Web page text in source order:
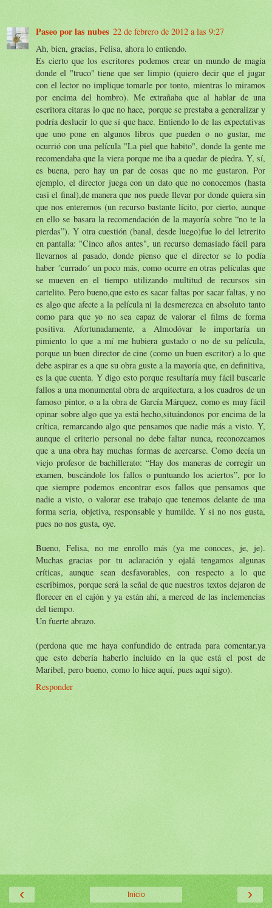
Paseo por las nubes 22 de febrero de 2012 a las 9:27
Ah, bien, gracias, Felisa, ahora lo entiendo.
Es cierto que los escritores podemos crear un mundo de magia
donde el "truco" tiene que ser limpio (quiero decir que el jugar
con el lector no implique tomarle por tonto, mientras lo miramos
por encima del hombro). Me extrañaba que al hablar de una
escritora citaras lo que no hace, porque se prestaba a generalizar y
podría deslucir lo que sí que hace. Entiendo lo de las expectativas
que uno pone en algunos libros que pueden o no gustar, me
ocurrió con una película "La piel que habito", donde la gente me
recomendaba que la viera porque me iba a quedar de piedra. Y, sí,
es buena, pero hay un par de cosas que no me gustaron. Por
ejemplo, el director juega con un dato que no conocemos (hasta
casi el final),de manera que nos puede llevar por donde quiera sin
que nos enteremos (un recurso bastante lícito, por cierto, aunque
en ello se basara la recomendación de la mayoría sobre “no te la
pierdas”). Y otra cuestión (banal, desde luego)fue lo del letrerito
en pantalla: "Cinco años antes", un recurso demasiado fácil para
llevarnos al pasado, donde pienso que el director se lo podía
haber ´currado´ un poco más, como ocurre en otras películas que
se mueven en el tiempo utilizando multitud de recursos sin
cartelito. Pero bueno,que esto es sacar faltas por sacar faltas, y no
es algo que afecte a la película ni la desmerezca en absoluto tanto
como para que yo no sea capaz de valorar el films de forma
positiva. Afortunadamente, a Almodóvar le importaría un
pimiento lo que a mí me hubiera gustado o no de su película,
porque un buen director de cine (como un buen escritor) a lo que
debe aspirar es a que su obra guste a la mayoría que, en definitiva,
es la que cuenta. Y digo esto porque resultaría muy fácil buscarle
fallos a una monumental obra de arquitectura, a los cuadros de un
famoso pintor, o a la obra de García Márquez, como es muy fácil
opinar sobre algo que ya está hecho,situándonos por encima de la
crítica, remarcando algo que pensamos que nadie más a visto. Y,
aunque el criterio personal no debe faltar nunca, reconozcamos
que a una obra hay muchas formas de acercarse. Como decía un
viejo profesor de bachillerato: “Hay dos maneras de corregir un
examen, buscándole los fallos o puntuando los aciertos”, por lo
que siempre podemos encontrar esos fallos que pensamos que
nadie a visto, o valorar ese trabajo que tenemos delante de una
forma seria, objetiva, responsable y humilde. Y si no nos gusta,
pues no nos gusta, oye.
Bueno, Felisa, no me enrollo más (ya me conoces, je, je).
Muchas gracias por tu aclaración y ojalá tengamos algunas
críticas, aunque sean desfavorables, con respecto a lo que
escribimos, porque será la señal de que nuestros textos dejaron de
florecer en el cajón y ya están ahí, a merced de las inclemencias
del tiempo.
Un fuerte abrazo.
(perdona que me haya confundido de entrada para comentar,ya
que esto debería haberlo incluido en la que está el post de
Maribel, pero bueno, como lo hice aquí, pues aquí sigo).
Responder
‹ ›
Inicio